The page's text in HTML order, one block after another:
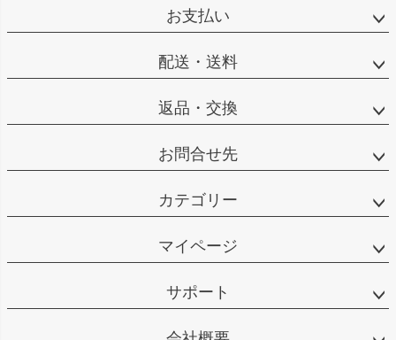
お支払い
配送・送料
返品・交換
お問合せ先
カテゴリー
マイページ
サポート